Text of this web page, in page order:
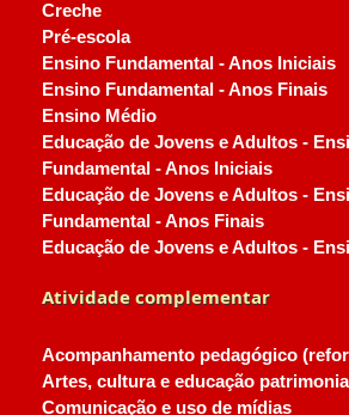
Creche
Pré-escola
Ensino Fundamental - Anos Iniciais
Ensino Fundamental - Anos Finais
Ensino Médio
Educação de Jovens e Adultos -
Fundamental - Anos Iniciais
Educação de Jovens e Adultos -
Fundamental - Anos Finais
Educação de Jovens e Adultos -
Atividade complementar
Acompanhamento pedagógico
Artes, cultura e educação patrimonial
Comunicação e uso de mídias